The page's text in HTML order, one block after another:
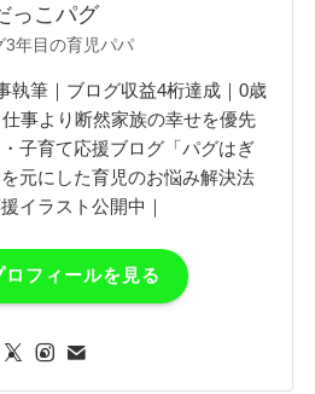
っこパグ
3年目の育児パパ
執筆｜ブログ収益4桁達成｜0歳
事より断然家族の幸せを優先
子育て応援ブログ「パグはぎ
元にした育児のお悩み解決法
イラスト公開中｜
ロフィールを見る